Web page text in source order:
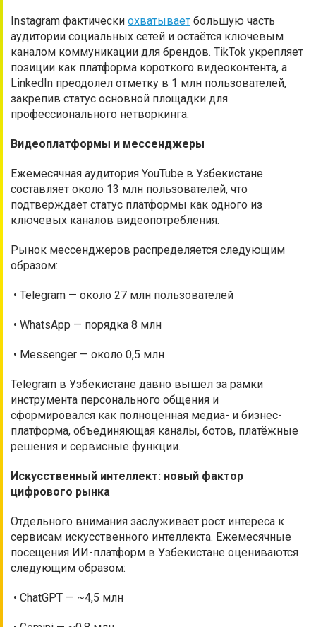
Instagram фактически охватывает большую часть
аудитории социальных сетей и остаётся ключевым
каналом коммуникации для брендов. TikTok укрепляет
позиции как платформа короткого видеоконтента, а
LinkedIn преодолел отметку в 1 млн пользователей,
закрепив статус основной площадки для
профессионального нетворкинга.
Видеоплатформы и мессенджеры
Ежемесячная аудитория YouTube в Узбекистане
составляет около 13 млн пользователей, что
подтверждает статус платформы как одного из
ключевых каналов видеопотребления.
Рынок мессенджеров распределяется следующим
образом:
• Telegram — около 27 млн пользователей
• WhatsApp — порядка 8 млн
• Messenger — около 0,5 млн
Telegram в Узбекистане давно вышел за рамки
инструмента персонального общения и
сформировался как полноценная медиа- и бизнес-
платформа, объединяющая каналы, ботов, платёжные
решения и сервисные функции.
Искусственный интеллект: новый фактор
цифрового рынка
Отдельного внимания заслуживает рост интереса к
сервисам искусственного интеллекта. Ежемесячные
посещения ИИ-платформ в Узбекистане оцениваются
следующим образом:
• ChatGPT — ~4,5 млн